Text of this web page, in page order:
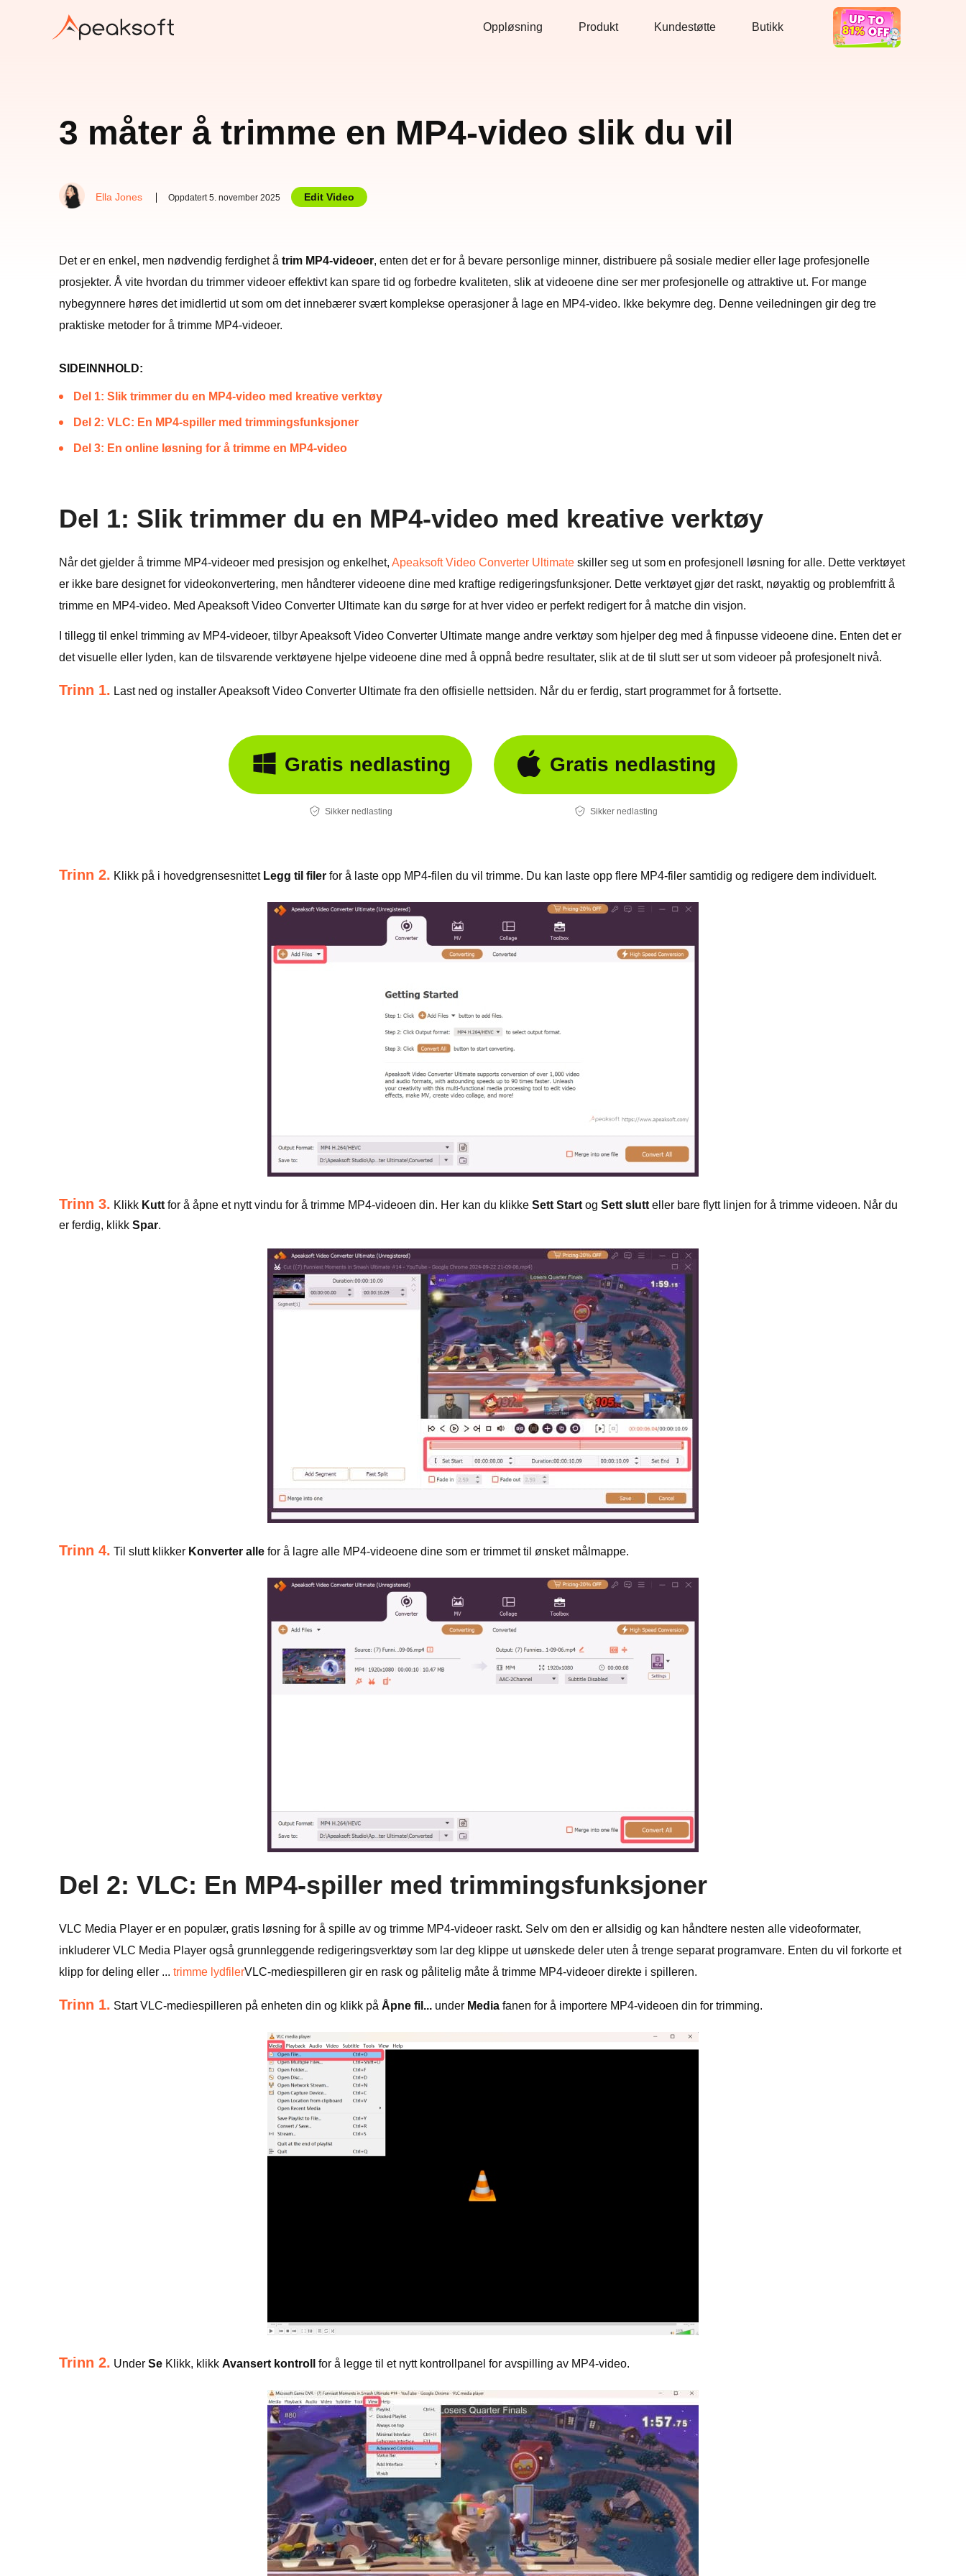
Oppløsning Produkt Kundestøtte Butikk
Bra tilbud
3 måter å trimme en MP4-video slik du vil
Ella Jones Oppdatert 5. november 2025 Edit Video
Det er en enkel, men nødvendig ferdighet å trim MP4-videoer, enten det er for å bevare personlige minner, distribuere på sosiale medier eller lage profesjonelle
prosjekter. Å vite hvordan du trimmer videoer effektivt kan spare tid og forbedre kvaliteten, slik at videoene dine ser mer profesjonelle og attraktive ut. For mange
nybegynnere høres det imidlertid ut som om det innebærer svært komplekse operasjoner å lage en MP4-video. Ikke bekymre deg. Denne veiledningen gir deg tre
praktiske metoder for å trimme MP4-videoer.
SIDEINNHOLD:
Del 1: Slik trimmer du en MP4-video med kreative verktøy
Del 2: VLC: En MP4-spiller med trimmingsfunksjoner
Del 3: En online løsning for å trimme en MP4-video
Del 1: Slik trimmer du en MP4-video med kreative verktøy
Når det gjelder å trimme MP4-videoer med presisjon og enkelhet, Apeaksoft Video Converter Ultimate skiller seg ut som en profesjonell løsning for alle. Dette verktøyet
er ikke bare designet for videokonvertering, men håndterer videoene dine med kraftige redigeringsfunksjoner. Dette verktøyet gjør det raskt, nøyaktig og problemfritt å
trimme en MP4-video. Med Apeaksoft Video Converter Ultimate kan du sørge for at hver video er perfekt redigert for å matche din visjon.
I tillegg til enkel trimming av MP4-videoer, tilbyr Apeaksoft Video Converter Ultimate mange andre verktøy som hjelper deg med å finpusse videoene dine. Enten det er
det visuelle eller lyden, kan de tilsvarende verktøyene hjelpe videoene dine med å oppnå bedre resultater, slik at de til slutt ser ut som videoer på profesjonelt nivå.
Trinn 1. Last ned og installer Apeaksoft Video Converter Ultimate fra den offisielle nettsiden. Når du er ferdig, start programmet for å fortsette.
Gratis nedlasting
Sikker nedlasting
Gratis nedlasting
Sikker nedlasting
Trinn 2. Klikk på i hovedgrensesnittet Legg til filer for å laste opp MP4-filen du vil trimme. Du kan laste opp flere MP4-filer samtidig og redigere dem individuelt.
Trinn 3. Klikk Kutt for å åpne et nytt vindu for å trimme MP4-videoen din. Her kan du klikke Sett Start og Sett slutt eller bare flytt linjen for å trimme videoen. Når du
er ferdig, klikk Spar.
Trinn 4. Til slutt klikker Konverter alle for å lagre alle MP4-videoene dine som er trimmet til ønsket målmappe.
Del 2: VLC: En MP4-spiller med trimmingsfunksjoner
VLC Media Player er en populær, gratis løsning for å spille av og trimme MP4-videoer raskt. Selv om den er allsidig og kan håndtere nesten alle videoformater,
inkluderer VLC Media Player også grunnleggende redigeringsverktøy som lar deg klippe ut uønskede deler uten å trenge separat programvare. Enten du vil forkorte et
klipp for deling eller ... trimme lydfilerVLC-mediespilleren gir en rask og pålitelig måte å trimme MP4-videoer direkte i spilleren.
Trinn 1. Start VLC-mediespilleren på enheten din og klikk på Åpne fil... under Media fanen for å importere MP4-videoen din for trimming.
Trinn 2. Under Se Klikk, klikk Avansert kontroll for å legge til et nytt kontrollpanel for avspilling av MP4-video.